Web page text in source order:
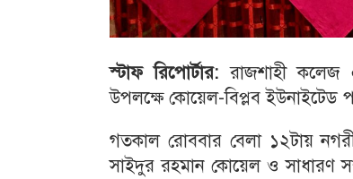
স্টাফ রিপোর্টার: রাজশাহী কলেজ
উপলক্ষে কোয়েল-বিপ্লব ইউনাইটেড
গতকাল রোববার বেলা ১২টায়
সাইদুর রহমান কোয়েল ও সাধারণ